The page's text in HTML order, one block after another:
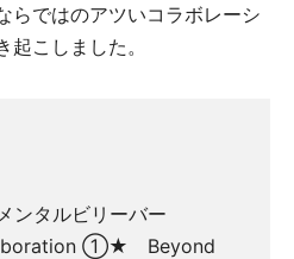
らではのアツいコラボレーシ
起こしました。
ンタルビリーバー
①★ Beyond